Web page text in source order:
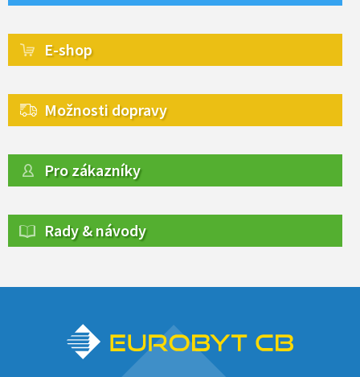
E-shop
Možnosti dopravy
Pro zákazníky
Rady & návody